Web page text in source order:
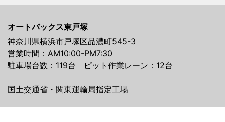
オートバックス東戸塚
神奈川県横浜市戸塚区品濃町545-3
営業時間：AM10:00-PM7:30
駐車場台数：119台 ピット作業レーン：12台
国土交通省・関東運輸局指定工場